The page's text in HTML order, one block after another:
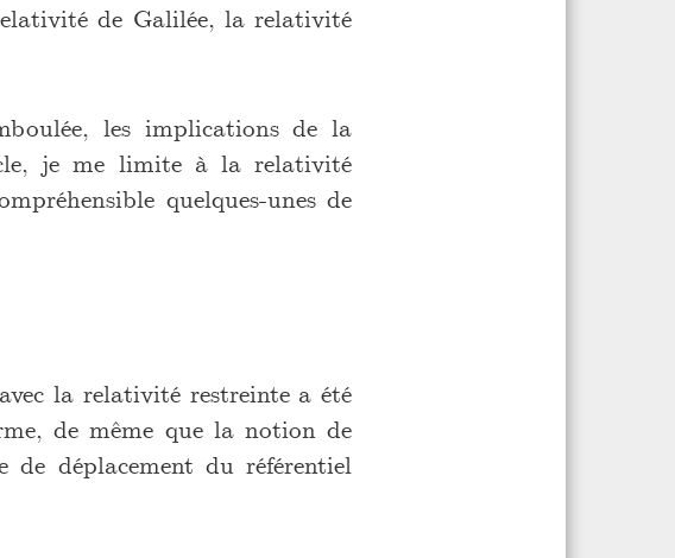
de Galilée, la relativité
les implications de la
je me limite à la relativité
quelques-unes de
la relativité restreinte a été
de même que la notion de
de déplacement du référentiel